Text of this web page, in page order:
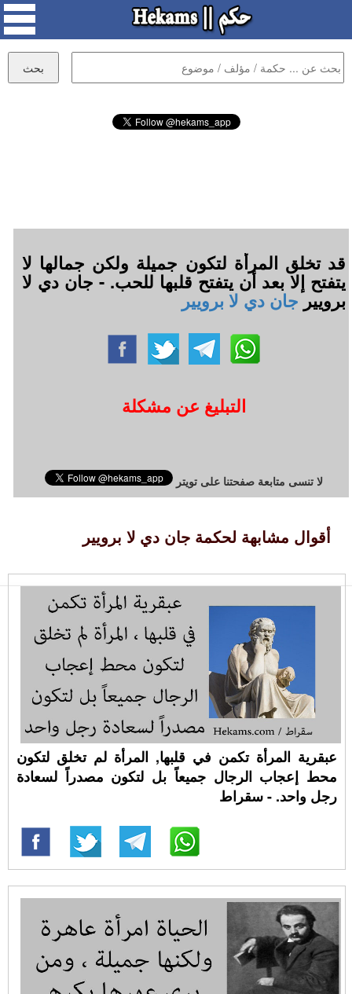
قد تخلق المرأة لتكون جميلة ولكن جمالها لا
يتفتح إلا بعد أن يتفتح قلبها للحب. - جان دي لا
بروييرجان دي لا برويير
التبليغ عن مشكلة
لا تنسى متابعة صفحتنا على تويتر
أقوال مشابهة لحكمة جان دي لا برويير
عبقرية المرأة تكمن في قلبها, المرأة لم تخلق لتكون
محط إعجاب الرجال جميعاً بل لتكون مصدراً لسعادة
رجل واحد. - سقراط